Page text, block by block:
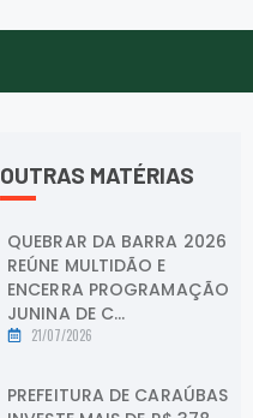
OUTRAS MATÉRIAS
QUEBRAR DA BARRA 2026
REÚNE MULTIDÃO E
ENCERRA PROGRAMAÇÃO
JUNINA DE C...
21/07/2026
PREFEITURA DE CARAÚBAS